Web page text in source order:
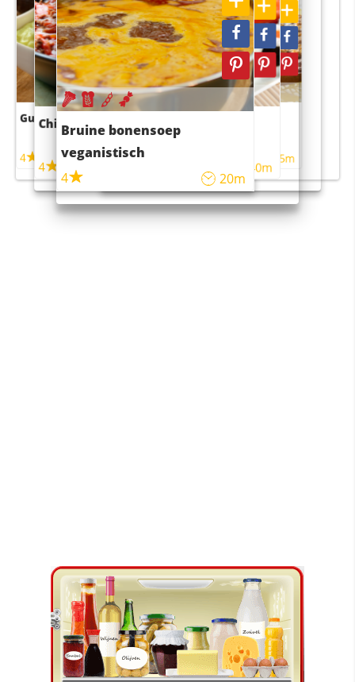
Guacamole
4
Chili con carne
4
Bruine bonensoep
veganistisch
4
20m
Sushi rijstsalade
maaltijdsalade
40m
4 55m